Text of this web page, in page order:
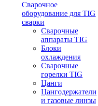
Сварочное
оборудование для TIG
сварки
Сварочные
аппараты TIG
Блоки
охлаждения
Сварочные
горелки TIG
Цанги
Цангодержатели
и газовые линзы